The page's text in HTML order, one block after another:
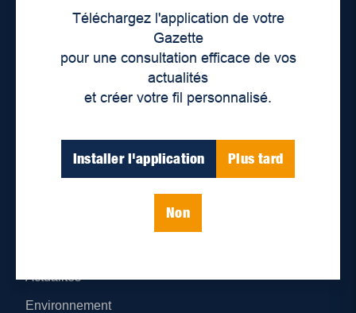
Téléchargez l'application de votre
Gazette
pour une consultation efficace de vos
actualités
et créer votre fil personnalisé.
Installer l'application Plus tard
Non
Déontologie et confidentialité
Devenir partenaire
Lieux de distribution
Nous joindre
Parutions numériques
Actualités
Environnement